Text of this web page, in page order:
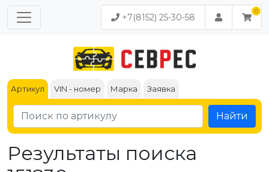
+7(8152) 25-30-58
Артикул VIN - номер Марка Заявка
Найти
Результаты поиска